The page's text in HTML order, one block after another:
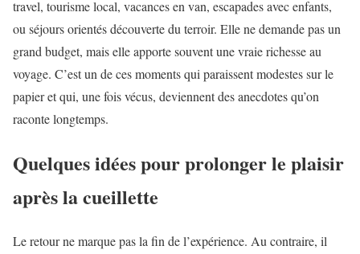
travel, tourisme local, vacances en van, escapades avec enfants,
ou séjours orientés découverte du terroir. Elle ne demande pas un
grand budget, mais elle apporte souvent une vraie richesse au
voyage. C’est un de ces moments qui paraissent modestes sur le
papier et qui, une fois vécus, deviennent des anecdotes qu’on
raconte longtemps.
Quelques idées pour prolonger le plaisir
après la cueillette
Le retour ne marque pas la fin de l’expérience. Au contraire, il